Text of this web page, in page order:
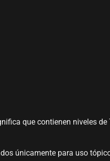
que contienen niveles
únicamente para uso